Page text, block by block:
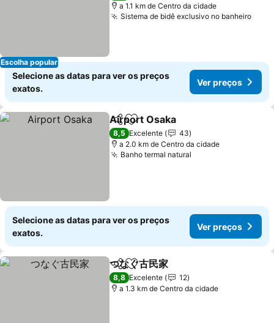
Escolha popular
a 1.1 km de Centro da cidade
Sistema de bidê exclusivo no banheiroVer
Selecione as datas para ver os preços
exatos.
Ver preços
PartilharAdicionar aos favoritos
Airport Osaka
8,5 Excelente
43
a 2.0 km de Centro da cidade
Banho termal natural
Selecione as datas para ver os preços
exatos.
Ver preços
PartilharAdicionar aos favoritos
つなぐ古民家
8,8 Excelente
12
a 1.3 km de Centro da cidade